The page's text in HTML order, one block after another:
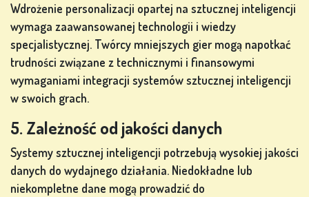
Wdrożenie personalizacji opartej na sztucznej inteligencji
wymaga zaawansowanej technologii i wiedzy
specjalistycznej. Twórcy mniejszych gier mogą napotkać
trudności związane z technicznymi i finansowymi
wymaganiami integracji systemów sztucznej inteligencji
w swoich grach.
5. Zależność od jakości danych
Systemy sztucznej inteligencji potrzebują wysokiej jakości
danych do wydajnego działania. Niedokładne lub
niekompletne dane mogą prowadzić do